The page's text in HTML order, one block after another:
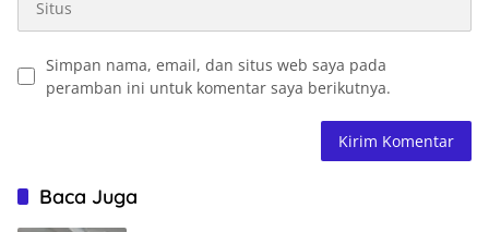
Simpan nama, email, dan situs web saya pada
peramban ini untuk komentar saya berikutnya.
Baca Juga